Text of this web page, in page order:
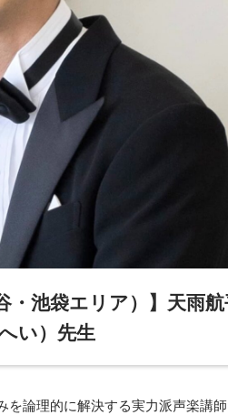
・池袋エリア）】天雨
い）先生
論理的に解決する実力派声楽講師